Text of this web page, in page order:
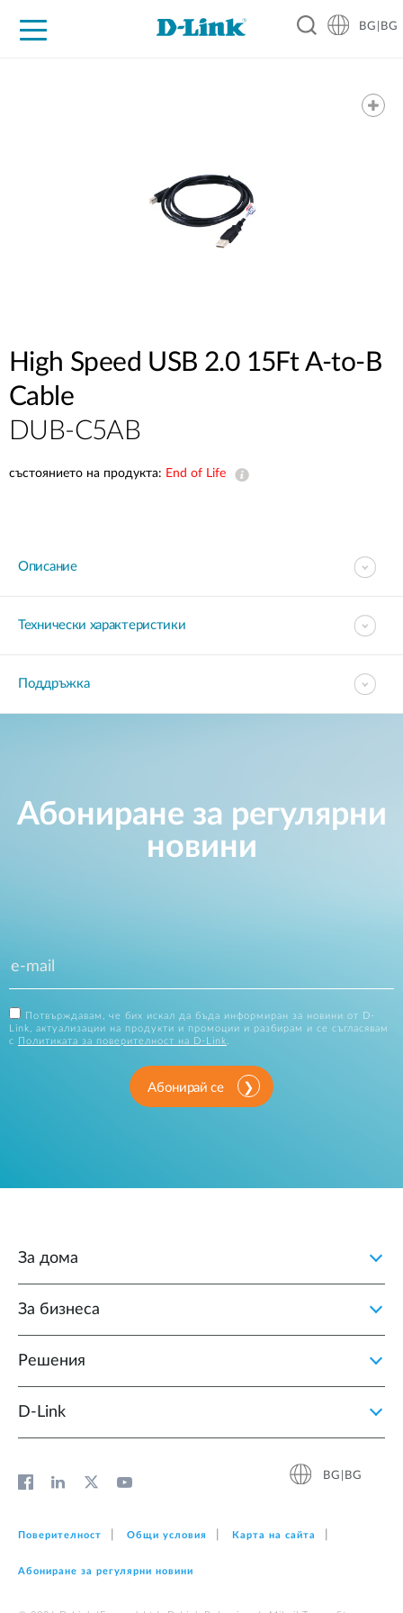
BG|BG
High Speed USB 2.0 15Ft A-to-B
Cable
DUB-C5AB
състоянието на продукта: End of Life
Описание
Технически характеристики
Поддръжка
Абониране за регулярни
новини
Потвърждавам, че бих искал да бъда информиран за новини от D-
Link, актуализации на продукти и промоции и разбирам и се съгласявам
с
Политиката за поверителност на D-Link
Абонирай се
За дома
За бизнеса
Решения
D‑Link
BG|BG
Поверителност Общи условия Карта на сайта
Абониране за регулярни новини